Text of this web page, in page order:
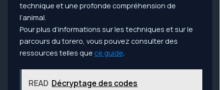
technique et une profonde compréhension de
l’animal.
Pour plus d’informations sur les techniques et sur le
parcours du torero, vous pouvez consulter des
ressources telles que ce guide.
READ Décryptage des codes